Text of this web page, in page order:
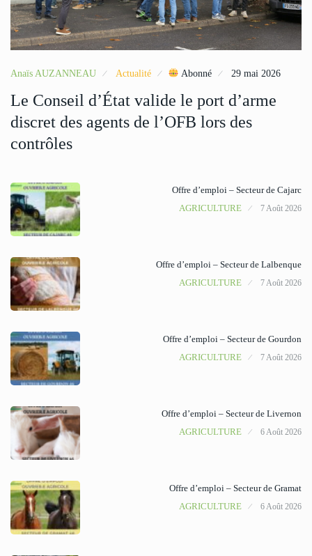
Anaïs AUZANNEAU Actualité Abonné 29 mai 2026
Le Conseil d’État valide le port d’arme
discret des agents de l’OFB lors des
contrôles
Offre d’emploi – Secteur de Cajarc
AGRICULTURE
7 Août 2026
Offre d’emploi – Secteur de Lalbenque
AGRICULTURE
7 Août 2026
Offre d’emploi – Secteur de Gourdon
AGRICULTURE
7 Août 2026
Offre d’emploi – Secteur de Livernon
AGRICULTURE
6 Août 2026
Offre d’emploi – Secteur de Gramat
AGRICULTURE
6 Août 2026